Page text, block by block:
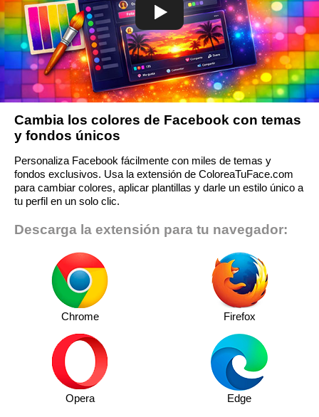
Cambia los colores de Facebook con temas
y fondos únicos
Personaliza Facebook fácilmente con miles de temas y
fondos exclusivos. Usa la extensión de ColoreaTuFace.com
para cambiar colores, aplicar plantillas y darle un estilo único a
tu perfil en un solo clic.
Descarga la extensión para tu navegador:
Chrome Firefox
Opera Edge